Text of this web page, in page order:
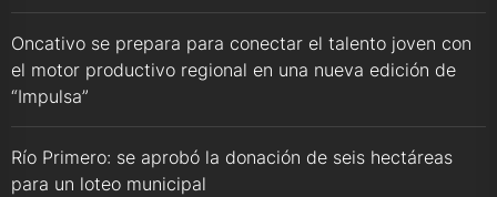
Oncativo se prepara para conectar el talento joven con
el motor productivo regional en una nueva edición de
“Impulsa”
Río Primero: se aprobó la donación de seis hectáreas
para un loteo municipal